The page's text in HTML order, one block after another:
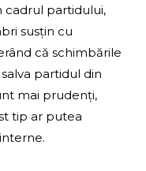
cadrul partidului,
susțin cu
că schimbările
partidul din
mai prudenți,
tip ar putea